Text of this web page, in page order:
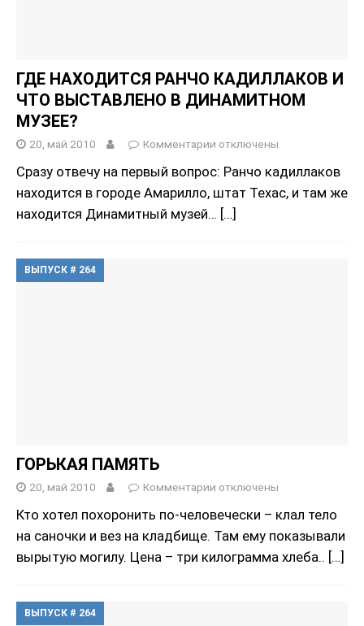
ГДЕ НАХОДИТСЯ РАНЧО КАДИЛЛАКОВ И
ЧТО ВЫСТАВЛЕНО В ДИНАМИТНОМ
МУЗЕЕ?
20, май 2010 Комментарии отключены
Сразу отвечу на первый вопрос: Ранчо кадиллаков
находится в городе Амарилло, штат Техас, и там же
находится Динамитный музей… […]
ВЫПУСК # 264
ГОРЬКАЯ ПАМЯТЬ
20, май 2010 Комментарии отключены
Кто хотел похоронить по-человечески – клал тело
на саночки и вез на кладбище. Там ему показывали
вырытую могилу. Цена – три килограмма хлеба.. […]
ВЫПУСК # 264